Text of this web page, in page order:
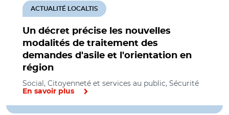
Un décret précise les nouvelles
modalités de traitement des
demandes d'asile et l'orientation en
région
ACTUALITÉ LOCALTIS
Social, Citoyenneté et services au public, Sécurité
En savoir plus